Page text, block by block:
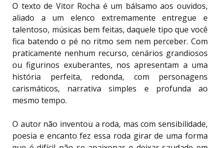
O texto de Vitor Rocha é um bálsamo aos ouvidos,
aliado a um elenco extremamente entregue e
talentoso, músicas bem feitas, daquele tipo que você
fica batendo o pé no ritmo sem nem perceber. Com
praticamente nenhum recurso, cenários grandiosos
ou figurinos exuberantes, nos apresentam a uma
história perfeita, redonda, com personagens
carismáticos, narrativa simples e profunda ao
mesmo tempo.
O autor não inventou a roda, mas com sensibilidade,
poesia e encanto fez essa roda girar de uma forma